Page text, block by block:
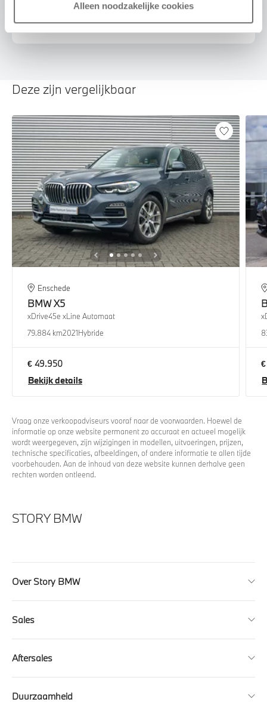
Alleen noodzakelijke cookies
U vertelt meer over uw auto
We verrekenen de waarde van uw auto
Deze zijn vergelijkbaar
Enschede
BMWX5
xDrive45e xLine Automaat
79.884 km2021Hybride
€ 49.950
Bekijk details
Vraag onze verkoopadviseurs vooraf naar de voorwaarden. Hoewel de
informatie op onze website permanent zo accuraat en actueel mogelijk
wordt weergegeven, zijn wijzigingen in modellen, uitvoeringen, prijzen,
technische specificaties, afbeeldingen, of andere informatie te allen tijde
voorbehouden. Aan de inhoud van deze website kunnen derhalve geen
rechten worden ontleend.
STORY BMW
Over Story BMW
Sales
Aftersales
Duurzaamheid